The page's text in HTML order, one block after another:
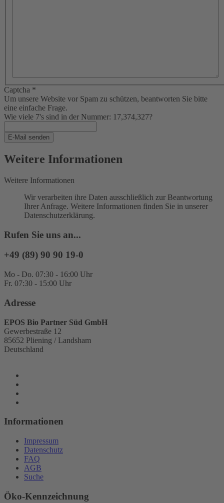
Captcha *
Um unsere Website vor Spam zu schützen, beantworten Sie bitte
eine einfache Frage.
Wie viele 7's sind in der Nummer: 17,374,327?
E-Mail senden
Weitere Informationen
Weitere Informationen
Wir verarbeiten ihre Daten ausschließlich zur Beantwortung
Ihrer Anfrage. Weitere Informationen finden Sie in unserer
Datenschutzerklärung.
Rufen Sie uns an...
+49 (89) 90 90 19-0
Mo - Do. 07:30 - 16:00 Uhr
Fr. 07:30 - 15:00 Uhr
Adresse
EPOS Bio Partner Süd GmbH
Gewerbestraße 12
85652 Pliening / Landsham
Deutschland
Informationen
Impressum
Datenschutz
FAQ
AGB
Suche
Öko-Kennzeichnung